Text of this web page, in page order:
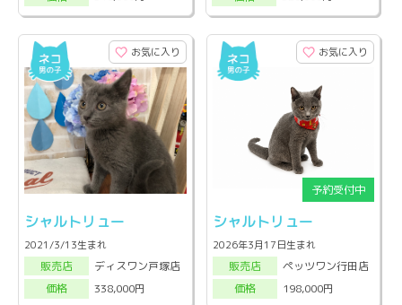
お気に入り
シャルトリュー
2021/3/13生まれ
販売店
ディスワン戸塚店
価格
338,000円
お気に入り
シャルトリュー
2026年3月17日生まれ
販売店
ペッツワン行田店
価格
198,000円